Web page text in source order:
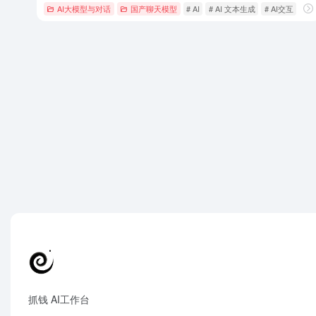
AI大模型与对话 国产聊天模型 # AI # AI 文本生成 # AI交互
抓钱 AI工作台